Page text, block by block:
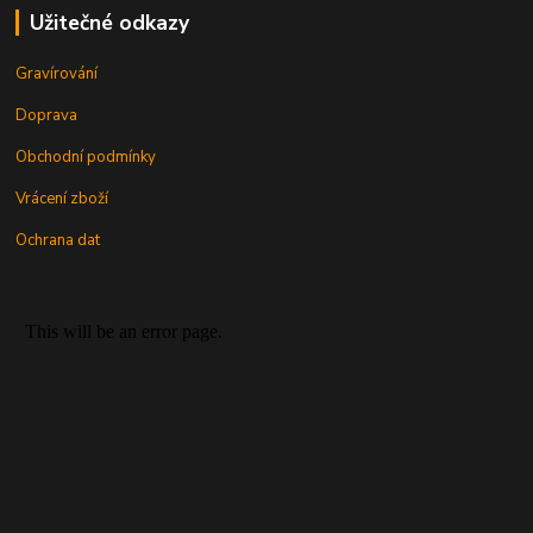
Užitečné odkazy
Gravírování
Doprava
Obchodní podmínky
Vrácení zboží
Ochrana dat